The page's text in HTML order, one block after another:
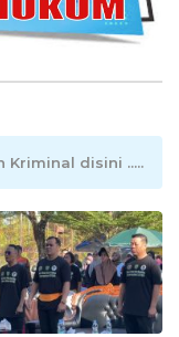
Kriminal disini .....